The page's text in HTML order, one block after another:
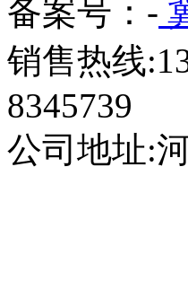
备案号：-
销售热线
8345739
公司地址: